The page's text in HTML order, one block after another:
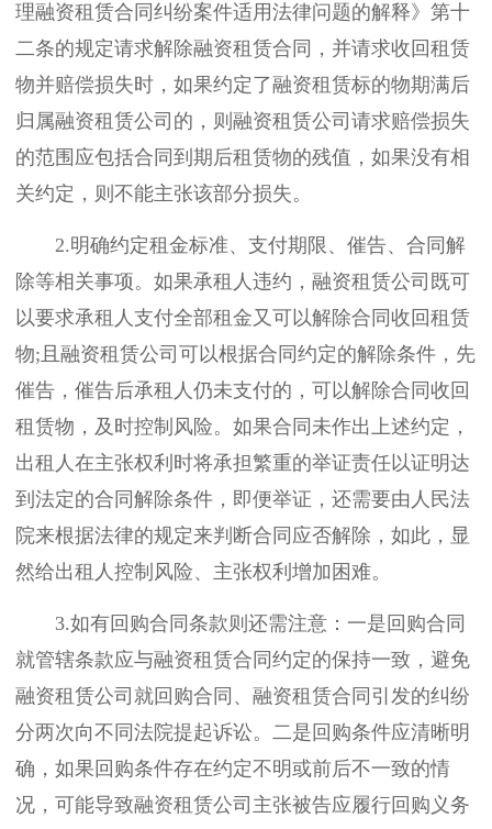
理融资租赁合同纠纷案件适用法律问题的解释》第十
二条的规定请求解除融资租赁合同，并请求收回租赁
物并赔偿损失时，如果约定了融资租赁标的物期满后
归属融资租赁公司的，则融资租赁公司请求赔偿损失
的范围应包括合同到期后租赁物的残值，如果没有相
关约定，则不能主张该部分损失。
2.明确约定租金标准、支付期限、催告、合同解
除等相关事项。如果承租人违约，融资租赁公司既可
以要求承租人支付全部租金又可以解除合同收回租赁
物;且融资租赁公司可以根据合同约定的解除条件，先
催告，催告后承租人仍未支付的，可以解除合同收回
租赁物，及时控制风险。如果合同未作出上述约定，
出租人在主张权利时将承担繁重的举证责任以证明达
到法定的合同解除条件，即便举证，还需要由人民法
院来根据法律的规定来判断合同应否解除，如此，显
然给出租人控制风险、主张权利增加困难。
3.如有回购合同条款则还需注意：一是回购合同
就管辖条款应与融资租赁合同约定的保持一致，避免
融资租赁公司就回购合同、融资租赁合同引发的纠纷
分两次向不同法院提起诉讼。二是回购条件应清晰明
确，如果回购条件存在约定不明或前后不一致的情
况，可能导致融资租赁公司主张被告应履行回购义务